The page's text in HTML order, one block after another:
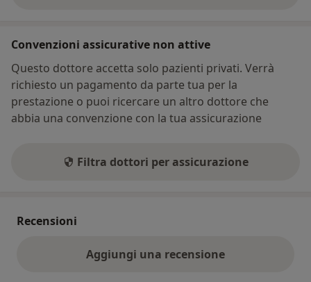
Convenzioni assicurative non attive
Questo dottore accetta solo pazienti privati. Verrà
richiesto un pagamento da parte tua per la
prestazione o puoi ricercare un altro dottore che
abbia una convenzione con la tua assicurazione
Filtra dottori per assicurazione
Recensioni
Aggiungi una recensione